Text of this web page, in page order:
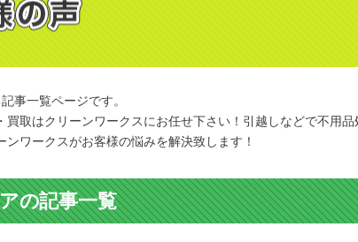
事一覧ページです。
買取はクリーンワークスにお任せ下さい！引越しなどで不用
ンワークスがお客様の悩みを解決致します！
の記事一覧